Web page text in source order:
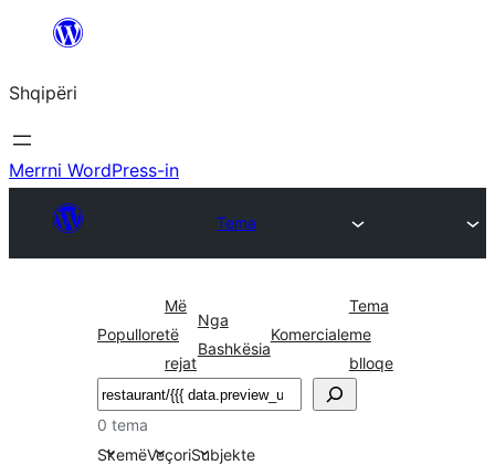
Hidhu
lënda
Shqipëri
Merrni WordPress-in
Tema
Popullore
Më
të
rejat
Nga
Bashkësia
Komerciale
Tema
me
blloqe
Kërko
0 tema
SkemëVeçoriSubjekte